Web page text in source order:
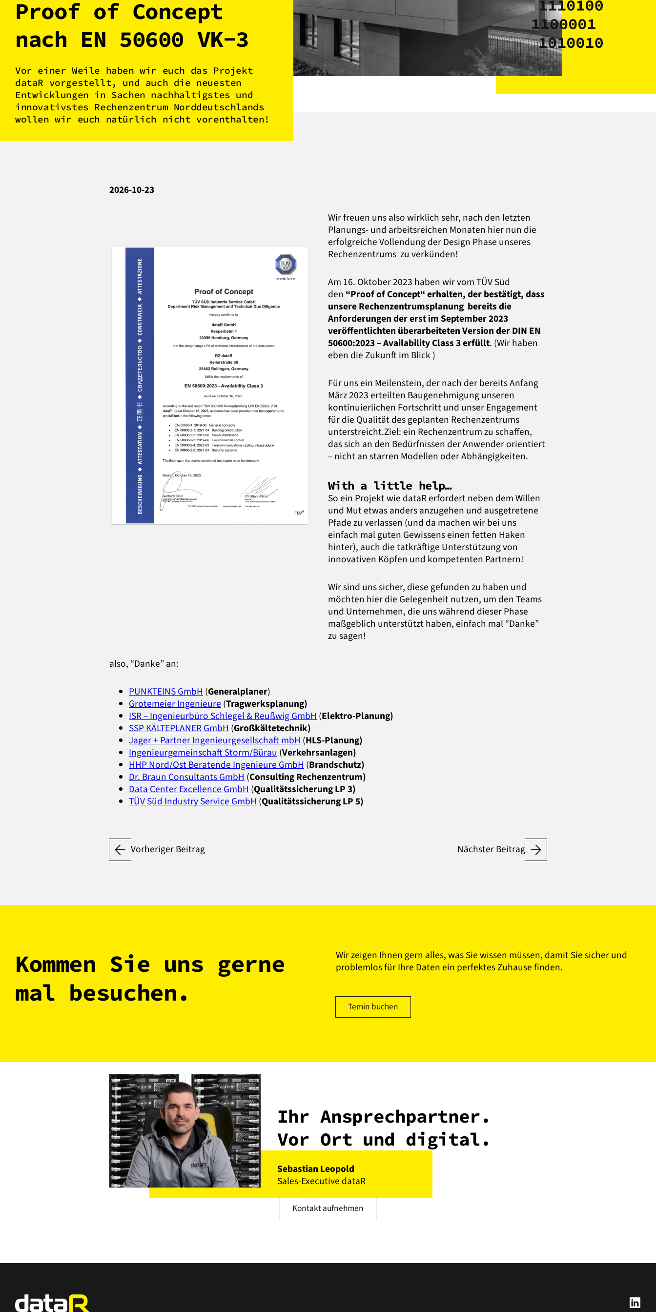
Proof of Concept
nach EN 50600 VK-3
Vor einer Weile haben wir euch das Projekt
dataR vorgestellt, und auch die neuesten
Entwicklungen in Sachen nachhaltigstes und
innovativstes Rechenzentrum Norddeutschlands
wollen wir euch natürlich nicht vorenthalten!
2026-10-23
Wir freuen uns also wirklich sehr, nach den letzten
Planungs- und arbeitsreichen Monaten hier nun die
erfolgreiche Vollendung der Design Phase unseres
Rechenzentrums zu verkünden!
Am 16. Oktober 2023 haben wir vom TÜV Süd
den “Proof of Concept“ erhalten, der bestätigt, dass
unsere Rechenzentrumsplanung bereits die
Anforderungen der erst im September 2023
veröffentlichten überarbeiteten Version der DIN EN
50600:2023 – Availability Class 3 erfüllt. (Wir haben
eben die Zukunft im Blick )
Für uns ein Meilenstein, der nach der bereits Anfang
März 2023 erteilten Baugenehmigung unseren
kontinuierlichen Fortschritt und unser Engagement
für die Qualität des geplanten Rechenzentrums
unterstreicht.Ziel: ein Rechenzentrum zu schaffen,
das sich an den Bedürfnissen der Anwender orientiert
– nicht an starren Modellen oder Abhängigkeiten.
With a little help…
So ein Projekt wie dataR erfordert neben dem Willen
und Mut etwas anders anzugehen und ausgetretene
Pfade zu verlassen (und da machen wir bei uns
einfach mal guten Gewissens einen fetten Haken
hinter), auch die tatkräftige Unterstützung von
innovativen Köpfen und kompetenten Partnern!
Wir sind uns sicher, diese gefunden zu haben und
möchten hier die Gelegenheit nutzen, um den Teams
und Unternehmen, die uns während dieser Phase
maßgeblich unterstützt haben, einfach mal “Danke”
zu sagen!
also, “Danke” an:
PUNKTEINS GmbH(Generalplaner)
Grotemeier Ingenieure(Tragwerksplanung)
ISR – Ingenieurbüro Schlegel & Reußwig GmbH(Elektro-Planung)
SSP KÄLTEPLANER GmbH(Großkältetechnik)
Jager + Partner Ingenieurgesellschaft mbH(HLS-Planung)
Ingenieurgemeinschaft Storm/Bürau(Verkehrsanlagen)
HHP Nord/Ost Beratende Ingenieure GmbH(Brandschutz)
Dr. Braun Consultants GmbH(Consulting Rechenzentrum)
Data Center Excellence GmbH(Qualitätssicherung LP 3)
TÜV Süd Industry Service GmbH(Qualitätssicherung LP 5)
Vorheriger Beitrag Nächster Beitrag
Kommen Sie uns gerne
mal besuchen.
Wir zeigen Ihnen gern alles, was Sie wissen müssen, damit Sie sicher und
problemlos für Ihre Daten ein perfektes Zuhause finden.
Temin buchen
Ihr Ansprechpartner.
Vor Ort und digital.
Sebastian Leopold
Sales-Executive dataR
Kontakt aufnehmen